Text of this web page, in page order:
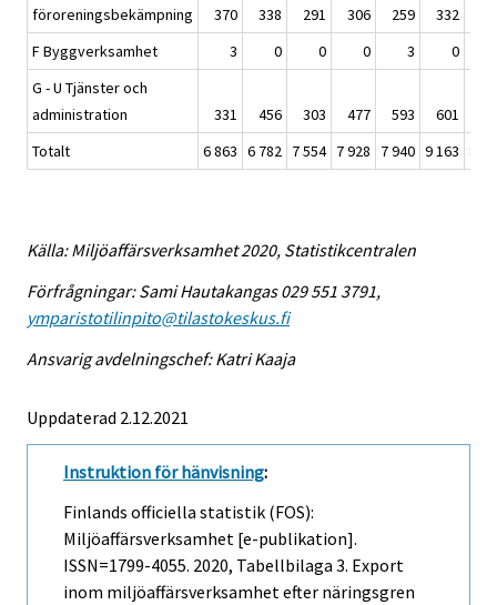
föroreningsbekämpning
370 338 291 306 259 332
F Byggverksamhet
3 0 0 0 3 0
G - U Tjänster och
administration
331 456 303 477 593 601
Totalt
6 863 6 782 7 554 7 928 7 940 9 163 8
Källa: Miljöaffärsverksamhet 2020, Statistikcentralen
Förfrågningar: Sami Hautakangas 029 551 3791,
ymparistotilinpito@tilastokeskus.fi
Ansvarig avdelningschef: Katri Kaaja
Uppdaterad 2.12.2021
Instruktion för hänvisning:
Finlands officiella statistik (FOS):
Miljöaffärsverksamhet [e-publikation].
ISSN=1799-4055. 2020, Tabellbilaga 3. Export
inom miljöaffärsverksamhet efter näringsgren